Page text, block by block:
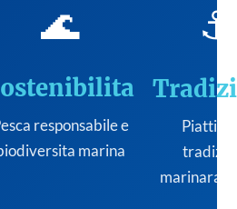
🌊
responsabile e
marina
⚓
Piatti
marinara